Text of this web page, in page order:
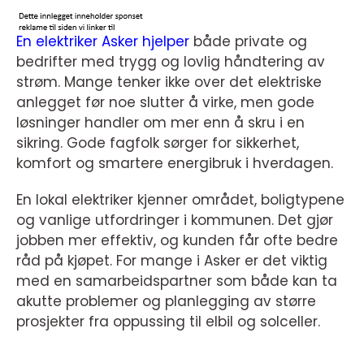
En elektriker Asker hjelper både private og
bedrifter med trygg og lovlig håndtering av
strøm. Mange tenker ikke over det elektriske
anlegget før noe slutter å virke, men gode
løsninger handler om mer enn å skru i en
sikring. Gode fagfolk sørger for sikkerhet,
komfort og smartere energibruk i hverdagen.
En lokal elektriker kjenner området, boligtypene
og vanlige utfordringer i kommunen. Det gjør
jobben mer effektiv, og kunden får ofte bedre
råd på kjøpet. For mange i Asker er det viktig
med en samarbeidspartner som både kan ta
akutte problemer og planlegging av større
prosjekter fra oppussing til elbil og solceller.